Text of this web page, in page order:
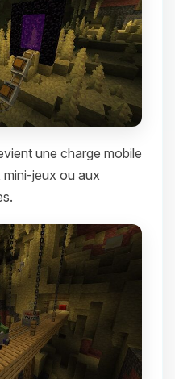
une charge mobile
jeux ou aux